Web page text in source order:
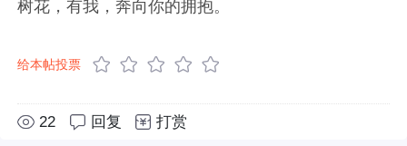
树花，有我，奔向你的拥抱。
给本帖投票
22 回复 打赏